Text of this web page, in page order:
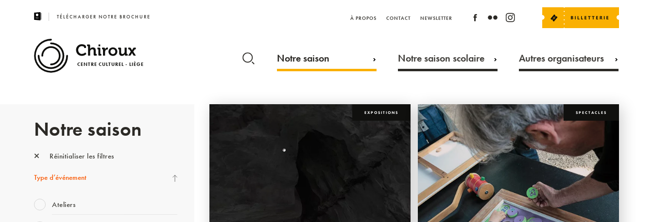
TÉLÉCHARGER NOTRE BROCHURE À PROPOS CONTACT NEWSLETTER
CENTRE CULTUREL - LIÈGE Notre saison Notre saison scolaire Autres organisateurs
Notre saison
Réinitialiser les filtres
Type d’événement
Ateliers
EXPOSITIONS SPECTACLES